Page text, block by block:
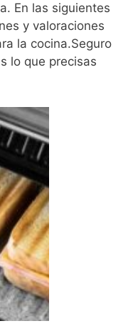
En las siguientes
y valoraciones
la cocina.Seguro
lo que precisas